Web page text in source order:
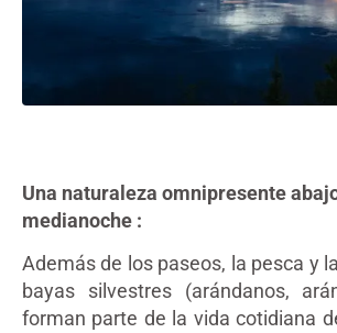
Una naturaleza omnipresente
medianoche :
Además de los paseos, la pesca y
bayas silvestres (arándanos,
forman parte de la vida cotidiana